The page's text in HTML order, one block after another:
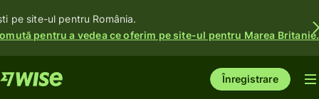
pe site-ul pentru România.
pentru a vedea ce oferim pe site-ul pentru Marea Britanie.
Înregistrare